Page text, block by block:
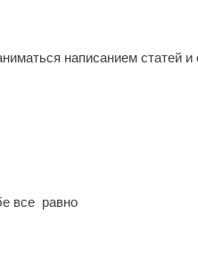
написанием статей и
все равно